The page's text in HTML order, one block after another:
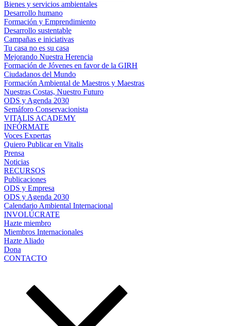
Bienes y servicios ambientales
Desarrollo humano
Formación y Emprendimiento
Desarrollo sustentable
Campañas e iniciativas
Tu casa no es su casa
Mejorando Nuestra Herencia
Formación de Jóvenes en favor de la GIRH
Ciudadanos del Mundo
Formación Ambiental de Maestros y Maestras
Nuestras Costas, Nuestro Futuro
ODS y Agenda 2030
Semáforo Conservacionista
VITALIS ACADEMY
INFÓRMATE
Voces Expertas
Quiero Publicar en Vitalis
Prensa
Noticias
RECURSOS
Publicaciones
ODS y Empresa
ODS y Agenda 2030
Calendario Ambiental Internacional
INVOLÚCRATE
Hazte miembro
Miembros Internacionales
Hazte Aliado
Dona
CONTACTO